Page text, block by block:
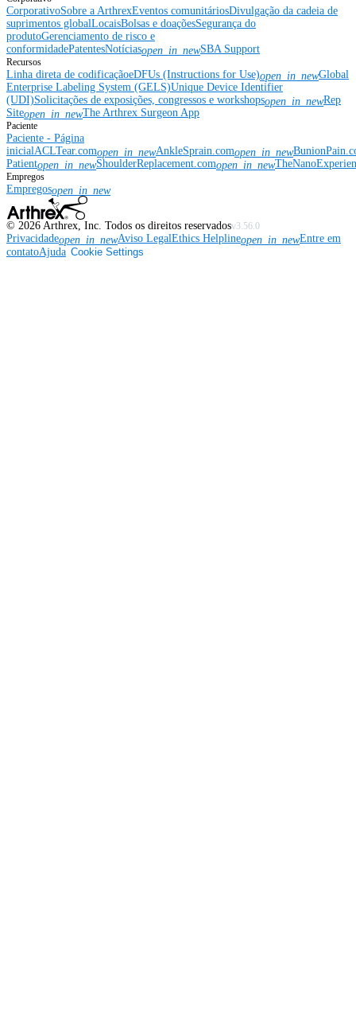
CorporativoSobre a ArthrexEventos comunitáriosDivulgação da cadeia de
suprimentos globalLocaisBolsas e doaçõesSegurança do
produtoGerenciamento de risco e
conformidadePatentesNotíciasopen_in_newSBA Support
Recursos
Linha direta de codificaçãoeDFUs (Instructions for Use)open_in_newGlobal
Enterprise Labeling System (GELS)Unique Device Identifier
(UDI)Solicitações de exposições, congressos e workshopsopen_in_newRep
Siteopen_in_newThe Arthrex Surgeon App
Paciente
Paciente - Página
inicialACLTear.comopen_in_newAnkleSprain.comopen_in_new
Patientopen_in_newShoulderReplacement.comopen_in_new
Empregos
Empregosopen_in_new
© 2026 Arthrex, Inc. Todos os direitos reservadosv3.56.0
Privacidadeopen_in_newAviso LegalEthics Helplineopen_in_newEntre em
contatoAjuda Cookie Settings